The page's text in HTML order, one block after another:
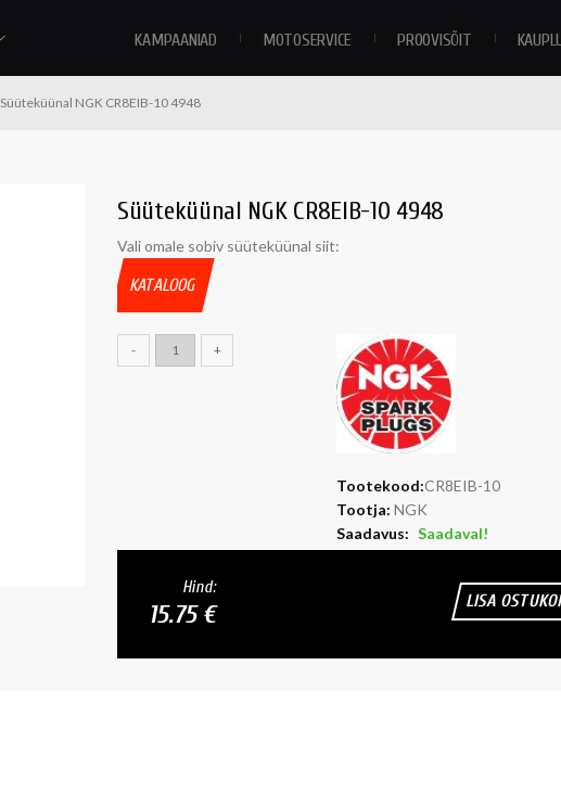
KAMPAANIAD MOTOSERVICE PROOVISÕIT
Süüteküünal NGK CR8EIB-10 4948
Süüteküünal NGK CR8EIB-10 4948
Vali omale sobiv süüteküünal siit:
KATALOOG
Tootekood:CR8EIB-10
Tootja: NGK
Saadavus: Saadaval!
- +
Hind:
15.75 € LISA